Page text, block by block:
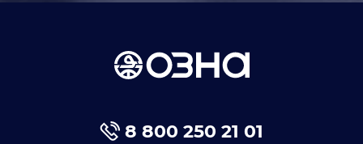
8 800 250 21 01